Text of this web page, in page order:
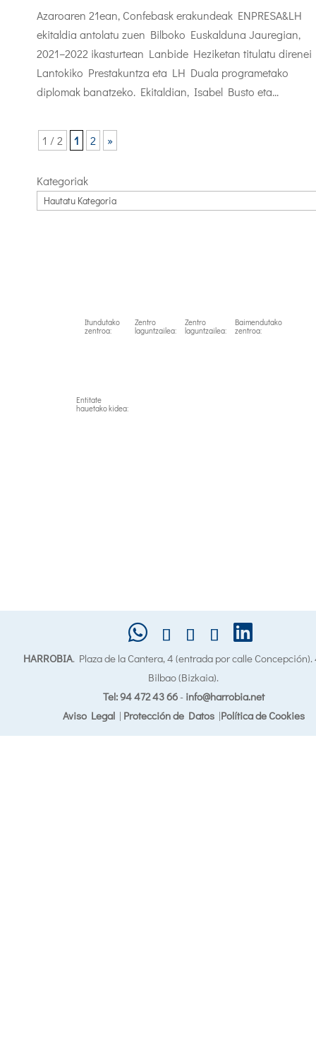
Azaroaren 21ean, Confebask erakundeak ENPRESA&LH
ekitaldia antolatu zuen Bilboko Euskalduna Jauregian,
2021–2022 ikasturtean Lanbide Heziketan titulatu direnei
Lantokiko Prestakuntza eta LH Duala programetako
diplomak banatzeko. Ekitaldian, Isabel Busto eta...
1 / 2 1 2 »
Kategoriak
Itundutako
zentroa:
Zentro
laguntzailea:
Zentro
laguntzailea:
Baimendutako
zentroa:
Entitate
hauetako kidea:
HARROBIA. Plaza de la Cantera, 4 (entrada por calle
Bilbao (Bizkaia).
Tel: 94 472 43 66- info@harrobia.net
Aviso Legal| Protección de Datos|Política de Cookies